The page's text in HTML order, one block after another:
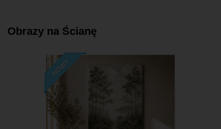
Obrazy na Ścianę
NOWY